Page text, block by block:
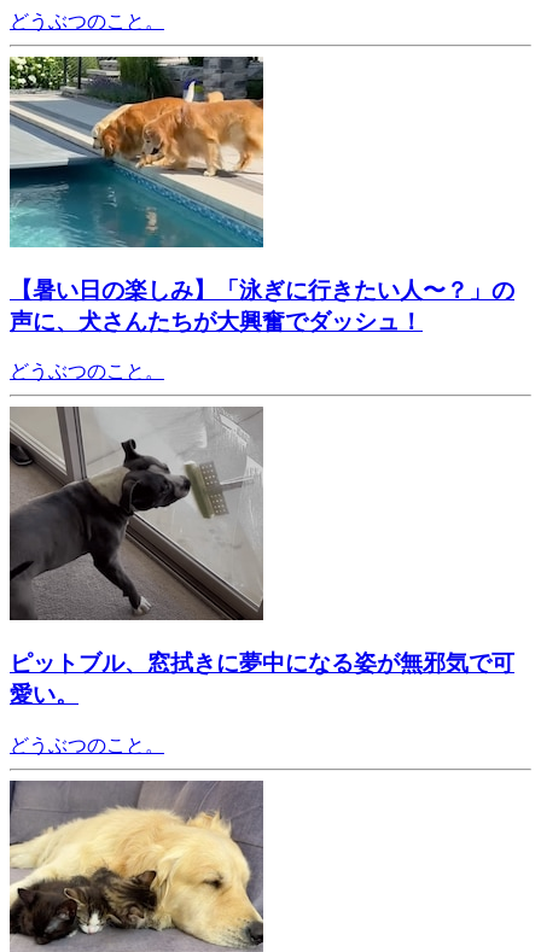
どうぶつのこと。
【暑い日の楽しみ】「泳ぎに行きたい人〜？」の
声に、犬さんたちが大興奮でダッシュ！
どうぶつのこと。
ピットブル、窓拭きに夢中になる姿が無邪気で可
愛い。
どうぶつのこと。